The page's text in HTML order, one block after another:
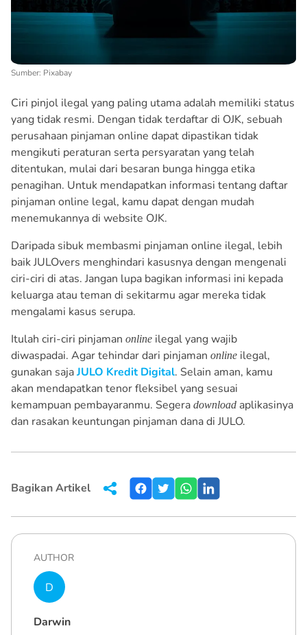
Sumber: Pixabay
Ciri pinjol ilegal yang paling utama adalah memiliki status
yang tidak resmi. Dengan tidak terdaftar di OJK, sebuah
perusahaan pinjaman online dapat dipastikan tidak
mengikuti peraturan serta persyaratan yang telah
ditentukan, mulai dari besaran bunga hingga etika
penagihan. Untuk mendapatkan informasi tentang daftar
pinjaman online legal, kamu dapat dengan mudah
menemukannya di website OJK.
Daripada sibuk membasmi pinjaman online ilegal, lebih
baik JULOvers menghindari kasusnya dengan mengenali
ciri-ciri di atas. Jangan lupa bagikan informasi ini kepada
keluarga atau teman di sekitarmu agar mereka tidak
mengalami kasus serupa.
Itulah ciri-ciri pinjaman online ilegal yang wajib
diwaspadai. Agar tehindar dari pinjaman online ilegal,
gunakan sajaJULO Kredit Digital. Selain aman, kamu
akan mendapatkan tenor fleksibel yang sesuai
kemampuan pembayaranmu. Segera download aplikasinya
dan rasakan keuntungan pinjaman dana di JULO.
Bagikan Artikel
AUTHOR
D
Darwin